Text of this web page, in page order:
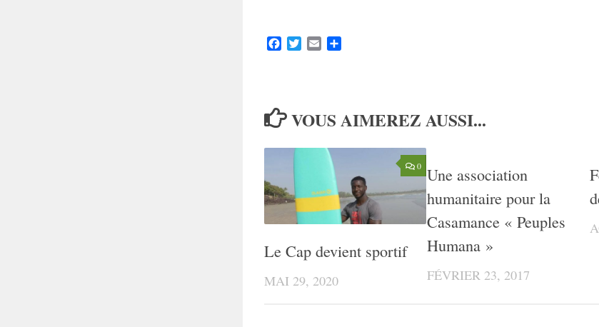
FacebookTwitterEmail
VOUS AIMEREZ AUSSI...
0
Le Cap devient sportif
MAI 29, 2020
Une association
humanitaire pour la
Casamance « Peuples
Humana »
FÉVRIER 23, 2017